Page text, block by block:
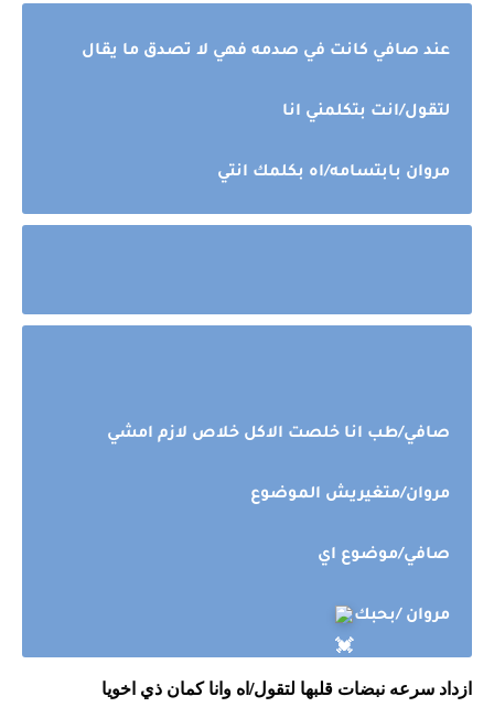
عند صافي كانت في صدمه فهي لا تصدق ما يقال
لتقول/انت بتكلمني انا
مروان بابتسامه/اه بكلمك انتي
صافي/طب انا خلصت الاكل خلاص لازم امشي
مروان/متغيريش الموضوع
صافي/موضوع اي
مروان /بحبك
ازداد سرعه نبضات قلبها لتقول/اه وانا كمان ذي اخويا